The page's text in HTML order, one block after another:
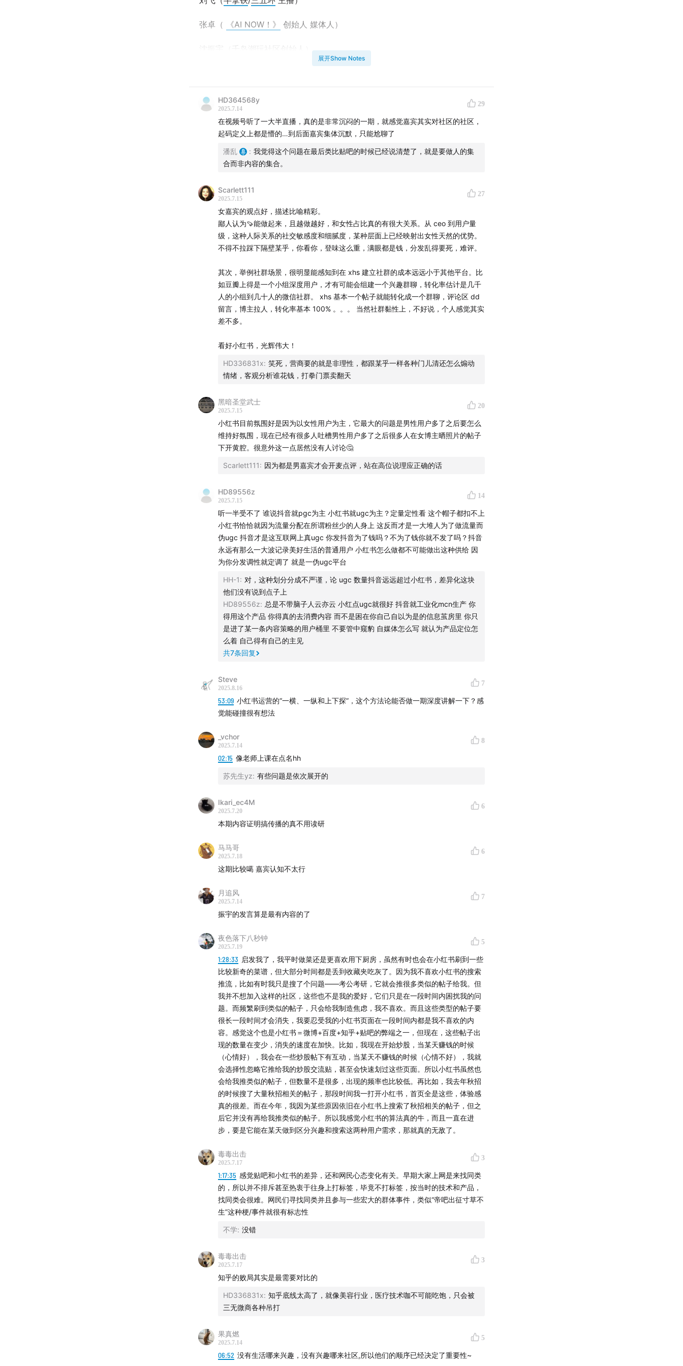
张卓（ 《AI NOW！》 创始人 媒体人）
沈振宇（千岛潮玩社区创始人）
*特别鸣谢：感谢资深社区从业者
⏰【时间线】
06:18 生活、兴趣、社区，这三个关键词如何排序？
「Slogan不是说出来的，而是做出来的」
【图】▲小红书1.0版本：香港购物指南
「社交是发生在素人之间的，KOL对平台使用非常工具化。」
19:42 相关图书推荐：《
21:44 从“你的生活指南”到“你的生活兴趣社区”，是否意味着小红书的内容将不
再局限于“有用”信息，而是更多地追求“兴趣”和“体验”？
「兴趣，是小红书所有连接的触发器和通行证」
影响？
「因为真实，小红书构成了一个真实的我们线下世界在线上世界的一个镜
展开Show Notes
HD364568y
2025.7.14
29
在视频号听了一大半直播，真的是非常沉闷的一期，就感觉嘉宾其实对社区的社区，
起码定义上都是懵的…到后面嘉宾集体沉默，只能尬聊了
潘乱 : 我觉得这个问题在最后类比贴吧的时候已经说清楚了，就是要做人的集
合而非内容的集合。
Scarlett111
2025.7.15
27
女嘉宾的观点好，描述比喻精彩。
鄙人认为🍠能做起来，且越做越好，和女性占比真的有很大关系。从 ceo 到用户量
级，这种人际关系的社交敏感度和细腻度，某种层面上已经映射出女性天然的优势。
不得不拉踩下隔壁某乎，你看你，登味这么重，满眼都是钱，分发乱得要死，难评。
其次，举例社群场景，很明显能感知到在 xhs 建立社群的成本远远小于其他平台。比
如豆瓣上得是一个小组深度用户，才有可能会组建一个兴趣群聊，转化率估计是几千
人的小组到几十人的微信社群。 xhs 基本一个帖子就能转化成一个群聊，评论区 dd
留言，博主拉人，转化率基本 100% 。。。 当然社群黏性上，不好说，个人感觉其实
差不多。
看好小红书，光辉伟大！
HD336831x: 笑死，营商要的就是非理性，都跟某乎一样各种门儿清还怎么煽动
情绪，客观分析谁花钱，打拳门票卖翻天
黑暗圣堂武士
2025.7.15
20
小红书目前氛围好是因为以女性用户为主，它最大的问题是男性用户多了之后要怎么
维持好氛围，现在已经有很多人吐槽男性用户多了之后很多人在女博主晒照片的帖子
下开黄腔。很意外这一点居然没有人讨论🤔
Scarlett111: 因为都是男嘉宾才会开麦点评，站在高位说理应正确的话
HD89556z
2025.7.15
14
听一半受不了 谁说抖音就pgc为主 小红书就ugc为主？定量定性看 这个帽子都扣不上
小红书恰恰就因为流量分配在所谓粉丝少的人身上 这反而才是一大堆人为了做流量而
伪ugc 抖音才是这互联网上真ugc 你发抖音为了钱吗？不为了钱你就不发了吗？抖音
永远有那么一大波记录美好生活的普通用户 小红书怎么做都不可能做出这种供给 因
为你分发调性就定调了 就是一伪ugc平台
HH-1: 对，这种划分分成不严谨，论 ugc 数量抖音远远超过小红书，差异化这块
他们没有说到点子上
HD89556z: 总是不带脑子人云亦云 小红点ugc就很好 抖音就工业化mcn生产 你
得用这个产品 你得真的去消费内容 而不是困在你自己自以为是的信息茧房里 你只
是进了某一条内容策略的用户桶里 不要管中窥豹 自媒体怎么写 就认为产品定位怎
么着 自己得有自己的主见
共7条回复
Steve
2025.8.16
7
53:09 小红书运营的“一横、一纵和上下探”，这个方法论能否做一期深度讲解一下？感
觉能碰撞很有想法
_vchor
2025.7.14
8
02:15 像老师上课在点名hh
苏先生yz: 有些问题是依次展开的
Ikari_ec4M
2025.7.20
6
本期内容证明搞传播的真不用读研
马马哥
2025.7.18
6
这期比较噶 嘉宾认知不太行
月追风
2025.7.14
7
振宇的发言算是最有内容的了
夜色落下八秒钟
2025.7.19
5
1:28:33 启发我了，我平时做菜还是更喜欢用下厨房，虽然有时也会在小红书刷到一些
比较新奇的菜谱，但大部分时间都是丢到收藏夹吃灰了。因为我不喜欢小红书的搜索
推流，比如有时我只是搜了个问题——考公考研，它就会推很多类似的帖子给我。但
我并不想加入这样的社区，这些也不是我的爱好，它们只是在一段时间内困扰我的问
题。而频繁刷到类似的帖子，只会给我制造焦虑，我不喜欢。而且这些类型的帖子要
很长一段时间才会消失，我要忍受我的小红书页面在一段时间内都是我不喜欢的内
容。感觉这个也是小红书＝微博+百度+知乎+贴吧的弊端之一，但现在，这些帖子出
现的数量在变少，消失的速度在加快。比如，我现在开始炒股，当某天赚钱的时候
（心情好），我会在一些炒股帖下有互动，当某天不赚钱的时候（心情不好），我就
会选择性忽略它推给我的炒股交流贴，甚至会快速划过这些页面。所以小红书虽然也
会给我推类似的帖子，但数量不是很多，出现的频率也比较低。再比如，我去年秋招
的时候搜了大量秋招相关的帖子，那段时间我一打开小红书，首页全是这些，体验感
真的很差。而在今年，我因为某些原因依旧在小红书上搜索了秋招相关的帖子，但之
后它并没有再给我推类似的帖子。所以我感觉小红书的算法真的牛，而且一直在进
步，要是它能在某天做到区分兴趣和搜索这两种用户需求，那就真的无敌了。
毒毒出击
2025.7.17
3
1:17:35 感觉贴吧和小红书的差异，还和网民心态变化有关。早期大家上网是来找同类
的，所以并不排斥甚至热衷于往身上打标签，毕竟不打标签，按当时的技术和产品，
找同类会很难。网民们寻找同类并且参与一些宏大的群体事件，类似“帝吧出征寸草不
生”这种梗/事件就很有标志性
不学: 没错
毒毒出击
2025.7.17
3
知乎的败局其实是最需要对比的
HD336831x: 知乎底线太高了，就像美容行业，医疗技术咖不可能吃饱，只会被
三无微商各种吊打
果真燃
2025.7.14
5
06:52 没有生活哪来兴趣，没有兴趣哪来社区,所以他们的顺序已经决定了重要性~